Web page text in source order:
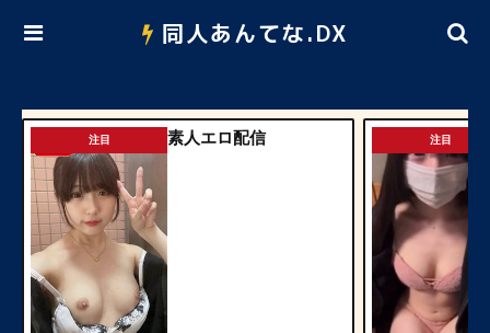
同人あんてな.DX
注目 素人エロ配信 注目